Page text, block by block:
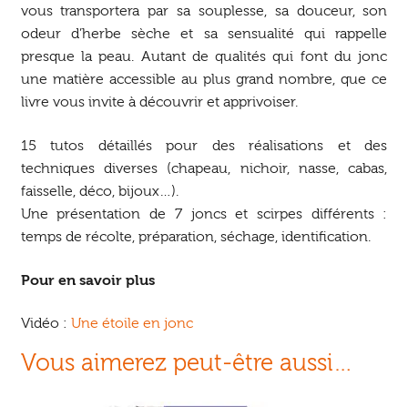
vous transportera par sa souplesse, sa douceur, son
odeur d’herbe sèche et sa sensualité qui rappelle
presque la peau. Autant de qualités qui font du jonc
une matière accessible au plus grand nombre, que ce
livre vous invite à découvrir et apprivoiser.
15 tutos détaillés pour des réalisations et des
techniques diverses (chapeau, nichoir, nasse, cabas,
faisselle, déco, bijoux…).
Une présentation de 7 joncs et scirpes différents :
temps de récolte, préparation, séchage, identification.
Pour en savoir plus
Vidéo : Une étoile en jonc
Vous aimerez peut-être aussi…